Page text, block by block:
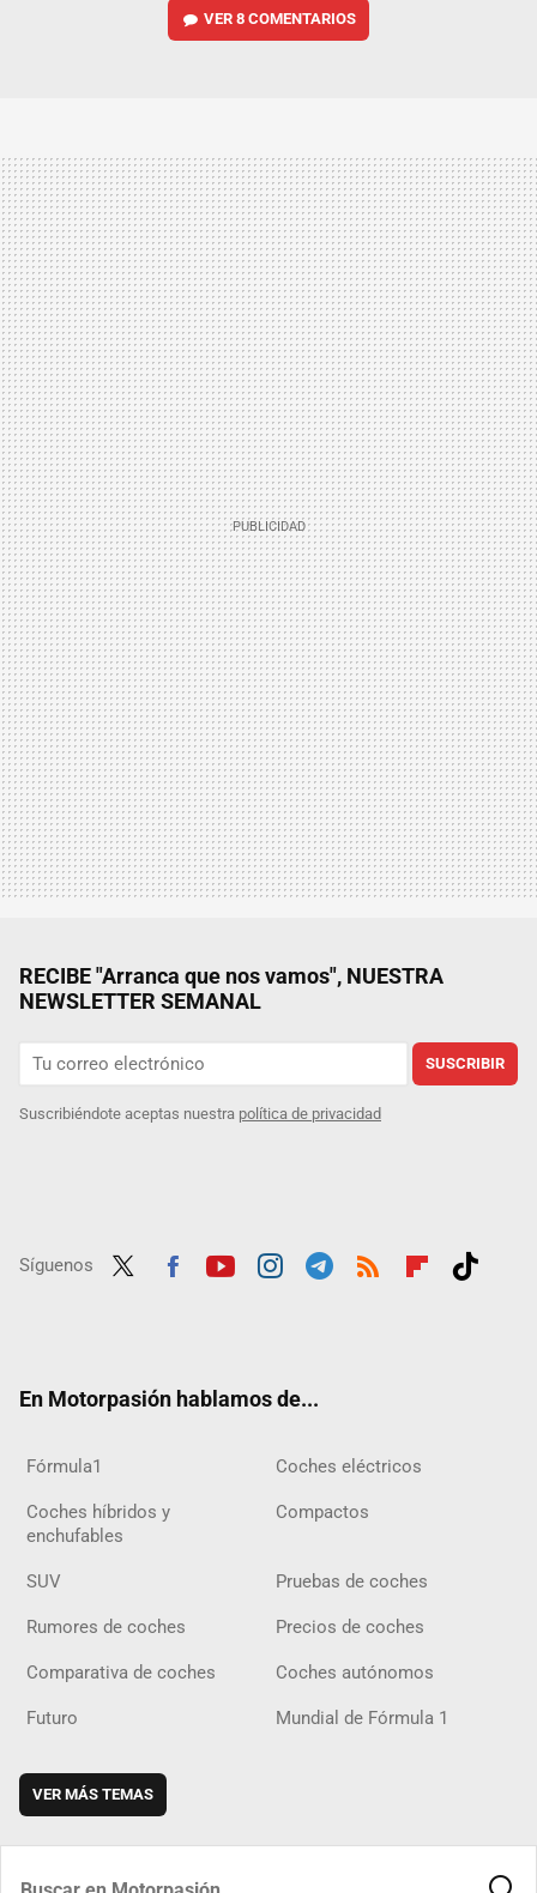
VER8 COMENTARIOS
RECIBE "Arranca que nos vamos", NUESTRA
NEWSLETTER SEMANAL
SUSCRIBIR
Suscribiéndote aceptas nuestra política de privacidad
Síguenos
En Motorpasión hablamos de...
Fórmula1 Coches eléctricos
Coches híbridos y
enchufables
Compactos
SUV Pruebas de coches
Rumores de coches Precios de coches
Comparativa de coches Coches autónomos
Futuro Mundial de Fórmula 1
VER MÁS TEMAS